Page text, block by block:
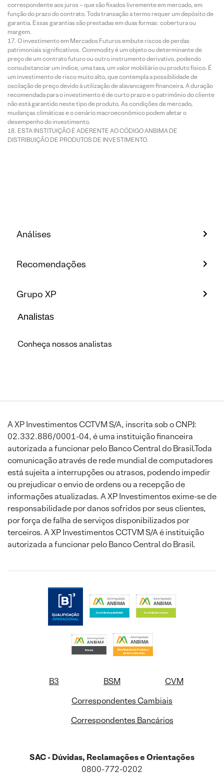
correspondente aos juros – que são fixados livremente em mercado, em
função do prazo do contrato. Toda transação a termo requer um depósito de
garantia. Essas garantias são prestadas em duas formas: cobertura ou
margem.
O investimento em Mercados Futuros embute riscos de perdas
patrimoniais significativos. Commodity é um objeto ou determinante de
preço de um contrato futuro ou outro instrumento derivativo, podendo
consubstanciar um índice, uma taxa, um valor mobiliário ou produto físico. É
um investimento de risco muito alto, que contempla a possibilidade de
oscilação de preço devido à utilização de alavancagem financeira. A duração
recomendada para o investimento é de curto prazo e o patrimônio do cliente
não está garantido neste tipo de produto. As condições de mercado,
mudanças climáticas e o cenário macroeconômico podem afetar o
desempenho do investimento.
ESTA INSTITUIÇÃO É ADERENTE AO CÓDIGO ANBIMA DE
DISTRIBUIÇÃO DE PRODUTOS DE INVESTIMENTO.
Análises
Recomendações
Grupo XP
Analistas
Conheça nossos analistas
A XP Investimentos CCTVM S/A, inscrita sob o CNPJ:
02.332.886/0001-04, é uma instituição financeira
autorizada a funcionar pelo Banco Central do Brasil.Toda
comunicação através de rede mundial de computadores
está sujeita a interrupções ou atrasos, podendo impedir
ou prejudicar o envio de ordens ou a recepção de
informações atualizadas. A XP Investimentos exime-se de
responsabilidade por danos sofridos por seus clientes,
por força de falha de serviços disponibilizados por
terceiros. A XP Investimentos CCTVM S/A é instituição
autorizada a funcionar pelo Banco Central do Brasil.
B3 BSM
CVM
Correspondentes Cambiais
Correspondentes Bancários
SAC - Dúvidas, Reclamações e Orientações
0800-772-0202